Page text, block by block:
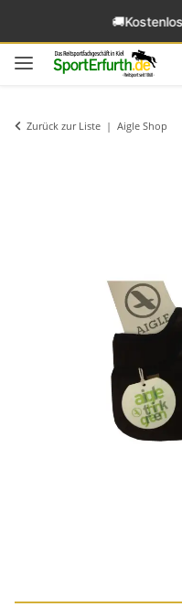
🚚
Zurück zur Liste Aigle Shop